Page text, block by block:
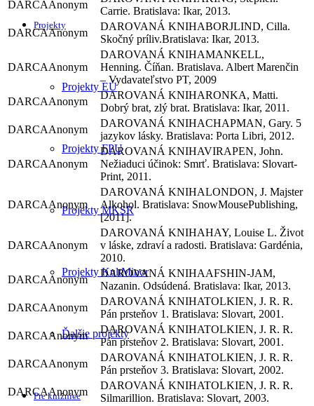
Projekty
Projekty EÚ
Projekty FPU
Projekty MKSR
Projekty KultMinor
Ďalšie projekty
Pre knižnice
Anonym
Carrie. Bratislava: Ikar, 2013.
Anonym
BORJLIND, Cilla.
Skočný príliv.Bratislava: Ikar, 2013.
Anonym
MANKELL,
Henning. Číňan. Bratislava. Albert Marenčin
– Vydavateľstvo PT, 2009
Anonym
RONKA, Matti.
Dobrý brat, zlý brat. Bratislava: Ikar, 2011.
Anonym
CHAPMAN, Gary. 5
jazykov lásky. Bratislava: Porta Libri, 2012.
Anonym
VIRAPEN, John.
Nežiaduci účinok: Smrť. Bratislava: Slovart-
Print, 2011.
Anonym
LONDON, J. Majster
Alkohol. Bratislava: SnowMousePublishing,
[2011].
Anonym
HAY, Louise L. Život
v láske, zdraví a radosti. Bratislava: Gardénia,
2010.
Anonym
AFSHIN-JAM,
Nazanin. Odsúdená. Bratislava: Ikar, 2013.
Anonym
TOLKIEN, J. R. R.
Pán prsteňov 1. Bratislava: Slovart, 2001.
Anonym
TOLKIEN, J. R. R.
Pán prsteňov 2. Bratislava: Slovart, 2001.
Anonym
TOLKIEN, J. R. R.
Pán prsteňov 3. Bratislava: Slovart, 2002.
Anonym
TOLKIEN, J. R. R.
Silmarillion. Bratislava: Slovart, 2003.